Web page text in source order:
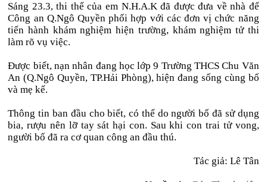
Sáng 23.3, thi thể của em N.H.A.K đã được đưa về nhà để
Công an Q.Ngô Quyền phối hợp với các đơn vị chức năng
tiến hành khám nghiệm hiện trường, khám nghiệm tử thi
làm rõ vụ việc.
Được biết, nạn nhân đang học lớp 9 Trường THCS Chu Văn
An (Q.Ngô Quyền, TP.Hải Phòng), hiện đang sống cùng bố
và mẹ kế.
Thông tin ban đầu cho biết, có thể do người bố đã sử dụng
bia, rượu nên lỡ tay sát hại con. Sau khi con trai tử vong,
người bố đã ra cơ quan công an đầu thú.
Tác giả: Lê Tân